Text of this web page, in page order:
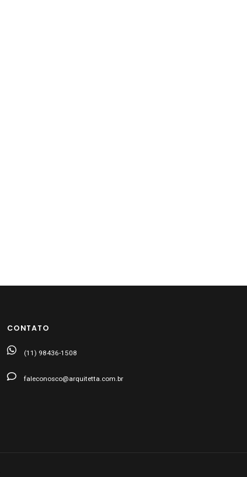
CONTATO
(11) 98436-1508
faleconosco@arquitetta.com.br